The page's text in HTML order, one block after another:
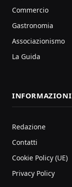
Commercio
Gastronomia
Associazionismo
La Guida
INFORMAZIONI
Redazione
Contatti
Cookie Policy (UE)
Privacy Policy